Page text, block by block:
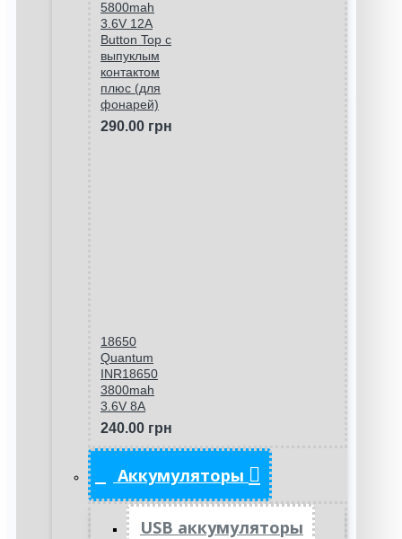
5800mah
3.6V 12A
Button Top с
выпуклым
контактом
плюс (для
фонарей)
290.00 грн
18650
Quantum
INR18650
3800mah
3.6V 8A
240.00 грн
Аккумуляторы
USB аккумуляторы